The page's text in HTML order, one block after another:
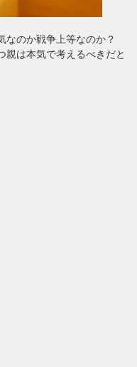
なのか戦争上等なのか？
は本気で考えるべきだと